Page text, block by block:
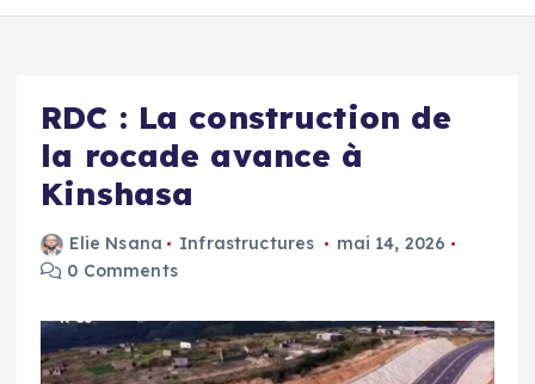
o
RDC : La construction de
la rocade avance à
Kinshasa
Elie Nsana Infrastructures
mai 14, 2026
0 Comments